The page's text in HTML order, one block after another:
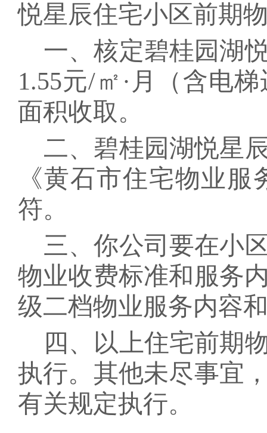
悦星辰住宅小区前期
一、核定碧桂园湖
1.55元/㎡ ·月（含电
面积收取。
二、 碧桂园湖悦星
《黄石市住宅物业
符。
三、你公司要在小
物业收费标准和服务
级二档物业服务内容
四、以上住宅前期
执行。其他未尽事宜
有关规定执行。